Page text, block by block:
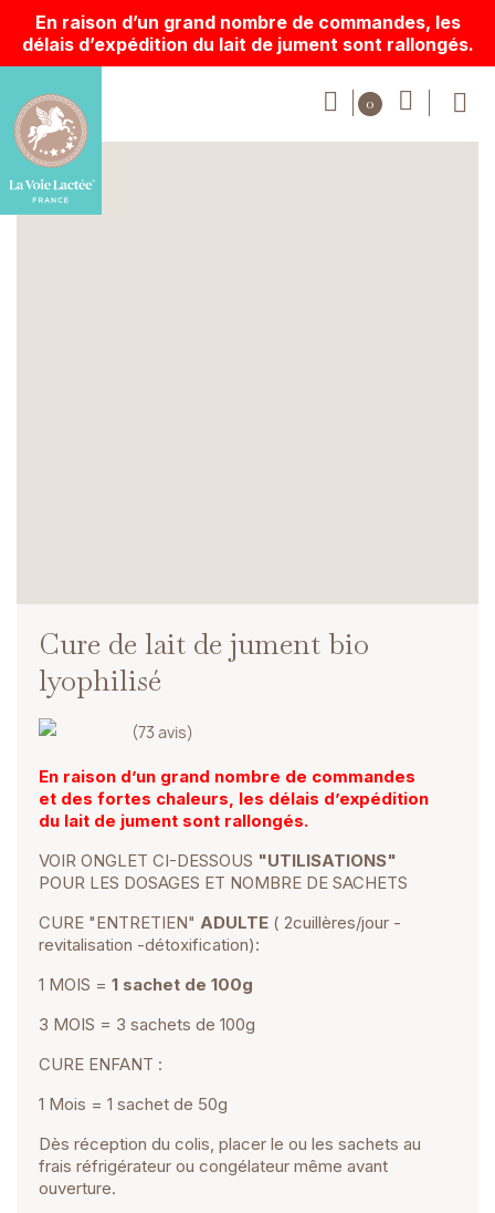
En raison d’un grand nombre de commandes, les
délais d’expédition du lait de jument sont rallongés.
Cure de lait de jument bio
lyophilisé
(73 avis)
En raison d’un grand nombre de commandes
et des fortes chaleurs, les délais d’expédition
du lait de jument sont rallongés.
VOIR ONGLET CI-DESSOUS "UTILISATIONS"
POUR LES DOSAGES ET NOMBRE DE SACHETS
CURE "ENTRETIEN" ADULTE ( 2cuillères/jour -
revitalisation -détoxification):
1 MOIS = 1 sachet de 100g
3 MOIS = 3 sachets de 100g
CURE ENFANT :
1 Mois = 1 sachet de 50g
Dès réception du colis, placer le ou les sachets au
frais réfrigérateur ou congélateur même avant
ouverture.